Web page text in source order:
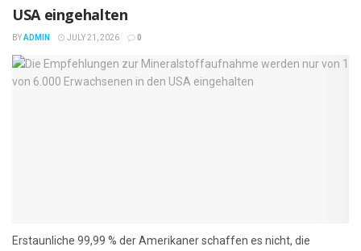
USA eingehalten
BYADMIN JULY 21, 2026 0
Erstaunliche 99,99 % der Amerikaner schaffen es nicht, die